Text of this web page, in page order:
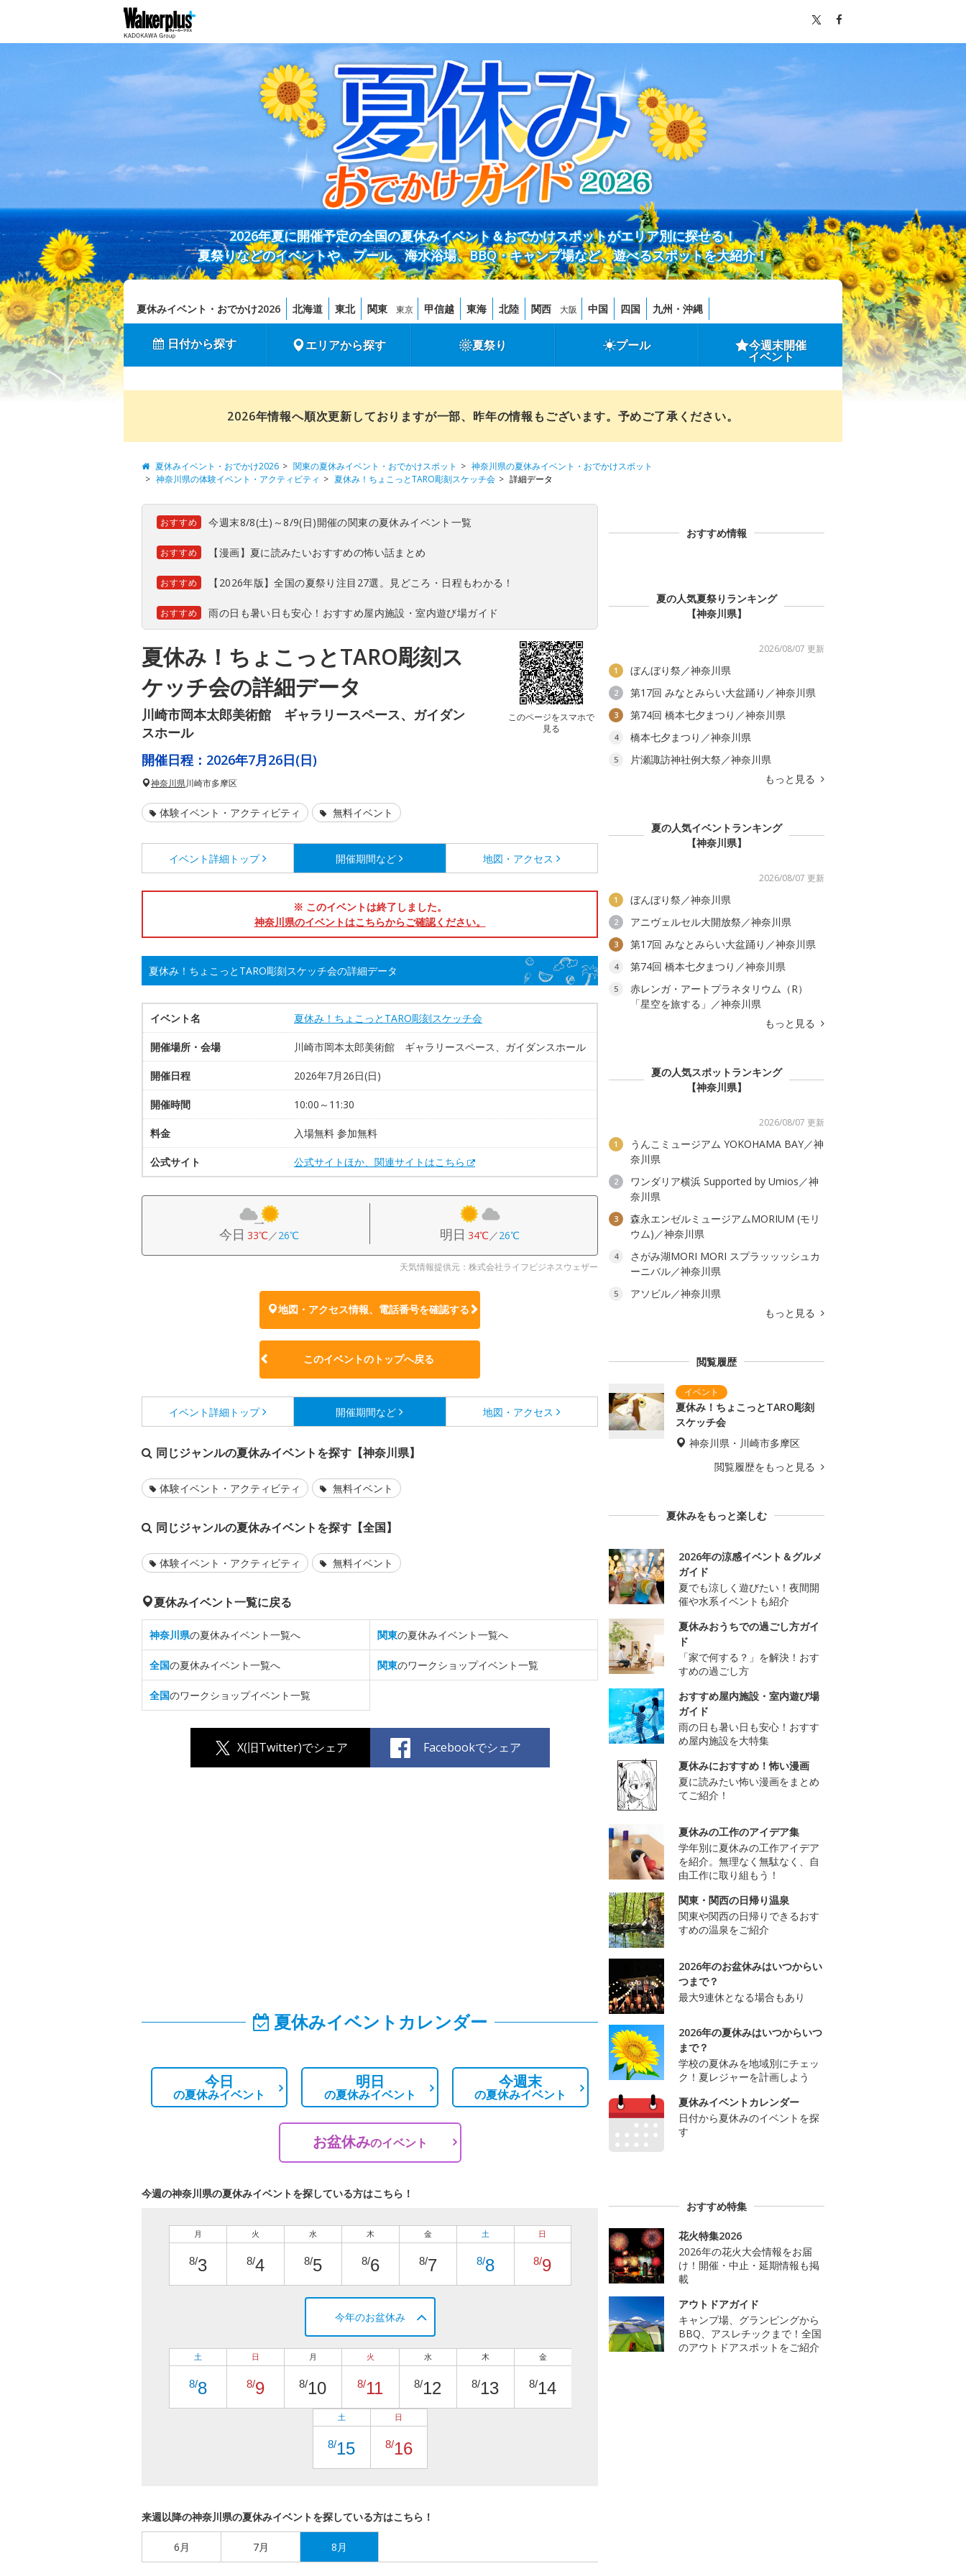
2026年夏に開催予定の全国の夏休みイベント＆おでかけスポットがエリア別に探せる！
夏祭りなどのイベントや、プール、海水浴場、BBQ・キャンプ場など、遊べるスポットを大紹介！
夏休みイベント・おでかけ2026 北海道 東北 関東 東京 甲信越 東海 北陸 関西 大阪 中国 四国 九州・沖縄
日付から探す エリアから探す 夏祭り プール 今週末開催
イベント
2026年情報へ順次更新しておりますが一部、昨年の情報もございます。予めご了承ください。
夏休みイベント・おでかけ2026 関東の夏休みイベント・おでかけスポット
神奈川県の夏休みイベント・おでかけスポット
神奈川県の体験イベント・アクティビティ
夏休み！ちょこっとTARO彫刻スケッチ会 詳細データ
おすすめ 今週末8/8(土)～8/9(日)開催の関東の夏休みイベント一覧
おすすめ 【漫画】夏に読みたいおすすめの怖い話まとめ
おすすめ 【2026年版】全国の夏祭り注目27選。見どころ・日程もわかる！
おすすめ 雨の日も暑い日も安心！おすすめ屋内施設・室内遊び場ガイド
夏休み！ちょこっとTARO彫刻ス
ケッチ会の詳細データ
川崎市岡本太郎美術館 ギャラリースペース、ガイダン
スホール
このページをスマホで
見る
開催日程： 2026年7月26日(日)
神奈川県川崎市多摩区
体験イベント・アクティビティ 無料イベント
イベント詳細 トップ 開催期間など 地図・アクセス
※ このイベントは終了しました。
神奈川県のイベントはこちらからご確認ください。
夏休み！ちょこっとTARO彫刻スケッチ会の詳細データ
イベント名 夏休み！ちょこっとTARO彫刻スケッチ会
開催場所・会場 川崎市岡本太郎美術館 ギャラリースペース、ガイダンスホール
開催日程 2026年7月26日(日)
開催時間 10:00～11:30
料金 入場無料 参加無料
公式サイト 公式サイトほか、関連サイトはこちら
今日 33℃／26℃ 明日 34℃／26℃
天気情報提供元：株式会社ライフビジネスウェザー
地図・アクセス情報、電話番号を確認する
このイベントのトップへ戻る
イベント詳細 トップ 開催期間など 地図・アクセス
同じジャンルの夏休みイベントを探す【神奈川県】
体験イベント・アクティビティ 無料イベント
同じジャンルの夏休みイベントを探す【全国】
体験イベント・アクティビティ 無料イベント
夏休みイベント一覧に戻る
神奈川県の夏休みイベント一覧へ 関東の夏休みイベント一覧へ
全国の夏休みイベント一覧へ 関東のワークショップイベント一覧
全国のワークショップイベント一覧
X(旧Twitter)でシェア Facebookでシェア
夏休みイベントカレンダー
今日
の夏休みイベント
明日
の夏休みイベント
今週末
の夏休みイベント
お盆休みのイベント
今週の神奈川県の夏休みイベントを探している方はこちら！
月
8/3
火
8/4
水
8/5
木
8/6
金
8/7
土
8/8
日
8/9
今年のお盆休み
土
8/8
日
8/9
月
8/10
火
8/11
水
8/12
木
8/13
金
8/14
土
8/15
日
8/16
来週以降の神奈川県の夏休みイベントを探している方はこちら！
6月 7月 8月
おすすめ情報
夏の人気夏祭りランキング
【神奈川県】
2026/08/07 更新
1 ぼんぼり祭／神奈川県
2 第17回 みなとみらい大盆踊り／神奈川県
3 第74回 橋本七夕まつり／神奈川県
4 橋本七夕まつり／神奈川県
5
片瀬諏訪神社例大祭／神奈川県
もっと見る
夏の人気イベントランキング
【神奈川県】
2026/08/07 更新
1 ぼんぼり祭／神奈川県
2 アニヴェルセル大開放祭／神奈川県
3 第17回 みなとみらい大盆踊り／神奈川県
4 第74回 橋本七夕まつり／神奈川県
5
赤レンガ・アートプラネタリウム（R）
「星空を旅する」／神奈川県
もっと見る
夏の人気スポットランキング
【神奈川県】
2026/08/07 更新
1
うんこミュージアム YOKOHAMA BAY／神
奈川県
2
ワンダリア横浜 Supported by Umios／神
奈川県
3
森永エンゼルミュージアムMORIUM (モリ
ウム)／神奈川県
4
さがみ湖MORI MORI スプラッッッシュカ
ーニバル／神奈川県
5
アソビル／神奈川県
もっと見る
閲覧履歴
夏休み！ちょこっとTARO彫刻
スケッチ会
神奈川県・川崎市多摩区
閲覧履歴をもっと見る
夏休みをもっと楽しむ
2026年の涼感イベント＆グルメ
ガイド
夏でも涼しく遊びたい！夜間開
催や水系イベントも紹介
夏休みおうちでの過ごし方ガイ
ド
「家で何する？」を解決！おす
すめの過ごし方
おすすめ屋内施設・室内遊び場
ガイド
雨の日も暑い日も安心！おすす
め屋内施設を大特集
夏休みにおすすめ！怖い漫画
夏に読みたい怖い漫画をまとめ
てご紹介！
夏休みの工作のアイデア集
学年別に夏休みの工作アイデア
を紹介。無理なく無駄なく、自
由工作に取り組もう！
関東・関西の日帰り温泉
関東や関西の日帰りできるおす
すめの温泉をご紹介
2026年のお盆休みはいつからい
つまで？
最大9連休となる場合もあり
2026年の夏休みはいつからいつ
まで？
学校の夏休みを地域別にチェッ
ク！夏レジャーを計画しよう
夏休みイベントカレンダー
日付から夏休みのイベントを探
す
おすすめ特集
花火特集2026
2026年の花火大会情報をお届
け！開催・中止・延期情報も掲
載
アウトドアガイド
キャンプ場、グランピングから
BBQ、アスレチックまで！全国
のアウトドアスポットをご紹介